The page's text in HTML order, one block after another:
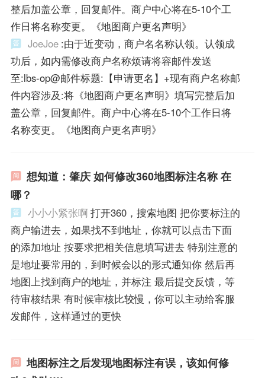
整后加盖公章，回复邮件。商户中心将在5-10个工
作日将名称变更。《地图商户更名声明》
JoeJoe :由于近变动，商户名名称认领。认领成
功后，如内需修改商户名称烦请将容邮件发送
至:lbs-op@邮件标题:【申请更名】+现有商户名称邮
件内容涉及:将《地图商户更名声明》填写完整后加
盖公章，回复邮件。商户中心将在5-10个工作日将
名称变更。《地图商户更名声明》
想知道：肇庆 如何修改360地图标注名称 在
哪？
小小小紧张啊打开360，搜索地图 把你要标注的
商户输进去，如果找不到地址，你就可以点击下面
的添加地址 按要求把相关信息填写进去 特别注意的
是地址要常用的，到时候会以的形式通知你 然后再
地图上找到商户的地址，并标注 最后提交反馈，等
待审核结果 有时候审核比较慢，你可以主动给客服
发邮件，这样通过的更快
地图标注之后发现地图标注有误，该如何修